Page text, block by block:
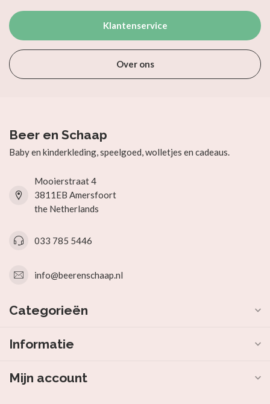
Klantenservice
Over ons
Beer en Schaap
Baby en kinderkleding, speelgoed, wolletjes en cadeaus.
Mooierstraat 4
3811EB Amersfoort
the Netherlands
033 785 5446
info@beerenschaap.nl
Categorieën
Informatie
Mijn account